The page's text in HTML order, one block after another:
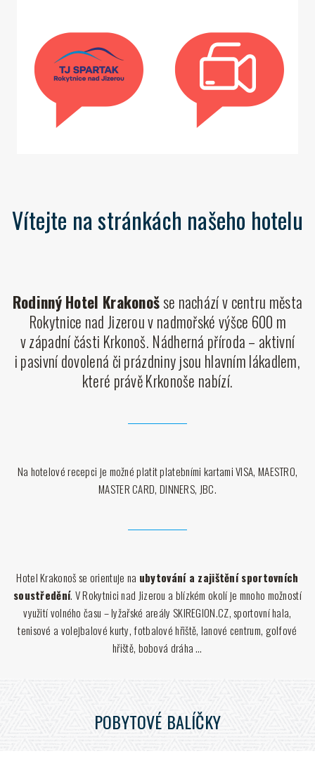
Vítejte na stránkách našeho hotelu
Rodinný Hotel Krakonošse nachází v centru města
Rokytnice nad Jizerou v nadmořské výšce 600 m
v západní části Krkonoš. Nádherná příroda – aktivní
i pasivní dovolená či prázdniny jsou hlavním lákadlem,
které právě Krkonoše nabízí.
Na hotelové recepci je možné platit platebními kartami VISA, MAESTRO,
MASTER CARD, DINNERS, JBC.
Hotel Krakonoš se orientuje na ubytování a zajištění sportovních
soustředění. V Rokytnici nad Jizerou a blízkém okolí je mnoho možností
využití volného času – lyžařské areály SKIREGION.CZ, sportovní hala,
tenisové a volejbalové kurty, fotbalové hřiště, lanové centrum, golfové
hřiště, bobová dráha …
POBYTOVÉ BALÍČKY